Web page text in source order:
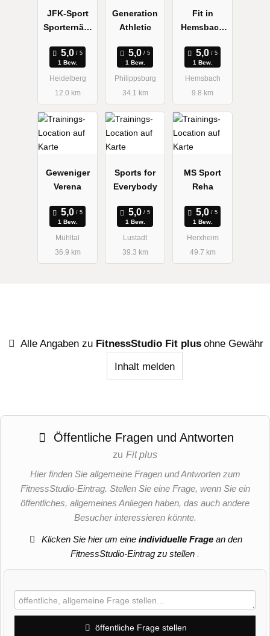
JFK-Sport
Sporternähr
1 Bew.
Heidelberg
12.0 km
Generation
Athletic
1 Bew.
Philippsburg
34.1 km
Fit in
Hemsbach
1 Bew.
Hemsbach
9.8 km
Geweniger
Verena
1 Bew.
Mühltal
36.9 km
Sports for
Everybody
1 Bew.
Lustadt
39.3 km
MS Sport
Reha
1 Bew.
Herxheim
49.7 km
Alle Angaben zu FitnessStudio Fit plus ohne Gewähr
Inhalt melden
Öffentliche Fragen und Antworten
zu Fit plus
Hier finden Sie allgemeine Fragen und Antworten zum
FitnessStudio-Eintrag. Stellen Sie eine Frage, wenn Sie ein
öffentliches, allgemeines Anliegen haben, das auch andere
Besucher interessieren könnte.
Klicken Sie hier um eineindividuelle Frage an den
FitnessStudio-Eintrag zu stellen .
öffentliche Frage stellen